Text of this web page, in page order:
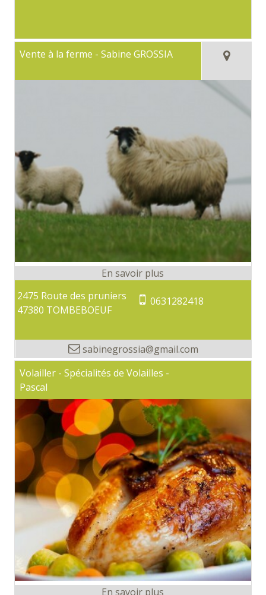
Vente à la ferme - Sabine GROSSIA
2475 Route des pruniers
47380 TOMBEBOEUF
0631282418
sabinegrossia@gmail.com
Volailler - Spécialités de Volailles -
Pascal